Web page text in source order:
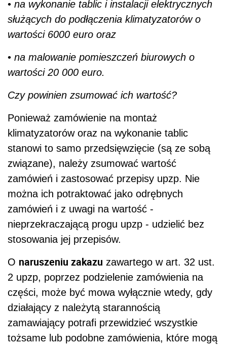
• na wykonanie tablic i instalacji elektrycznych
służących do podłączenia klimatyzatorów o
wartości 6000 euro oraz
• na malowanie pomieszczeń biurowych o
wartości 20 000 euro.
Czy powinien zsumować ich wartość?
Ponieważ zamówienie na montaż
klimatyzatorów oraz na wykonanie tablic
stanowi to samo przedsięwzięcie (są ze sobą
związane), należy zsumować wartość
zamówień i zastosować przepisy upzp. Nie
można ich potraktować jako odrębnych
zamówień i z uwagi na wartość -
nieprzekraczającą progu upzp - udzielić bez
stosowania jej przepisów.
O naruszeniu zakazu zawartego w art. 32 ust.
2 upzp, poprzez podzielenie zamówienia na
części, może być mowa wyłącznie wtedy, gdy
działający z należytą starannością
zamawiający potrafi przewidzieć wszystkie
tożsame lub podobne zamówienia, które mogą